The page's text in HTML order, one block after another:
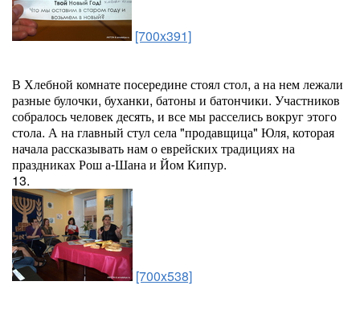
[700x391]
В Хлебной комнате посередине стоял стол, а на нем лежали
разные булочки, буханки, батоны и батончики. Участников
собралось человек десять, и все мы расселись вокруг этого
стола. А на главный стул села "продавщица" Юля, которая
начала рассказывать нам о еврейских традициях на
праздниках Рош а-Шана и Йом Кипур.
13.
[700x538]